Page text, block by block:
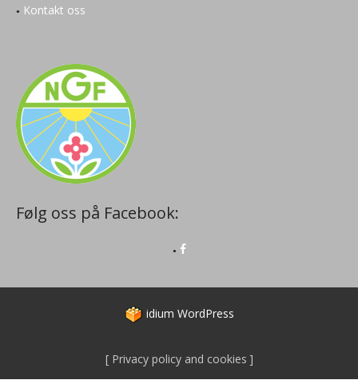
Kontakt oss
Følg oss på Facebook:
idium WordPress
Privacy policy and cookies